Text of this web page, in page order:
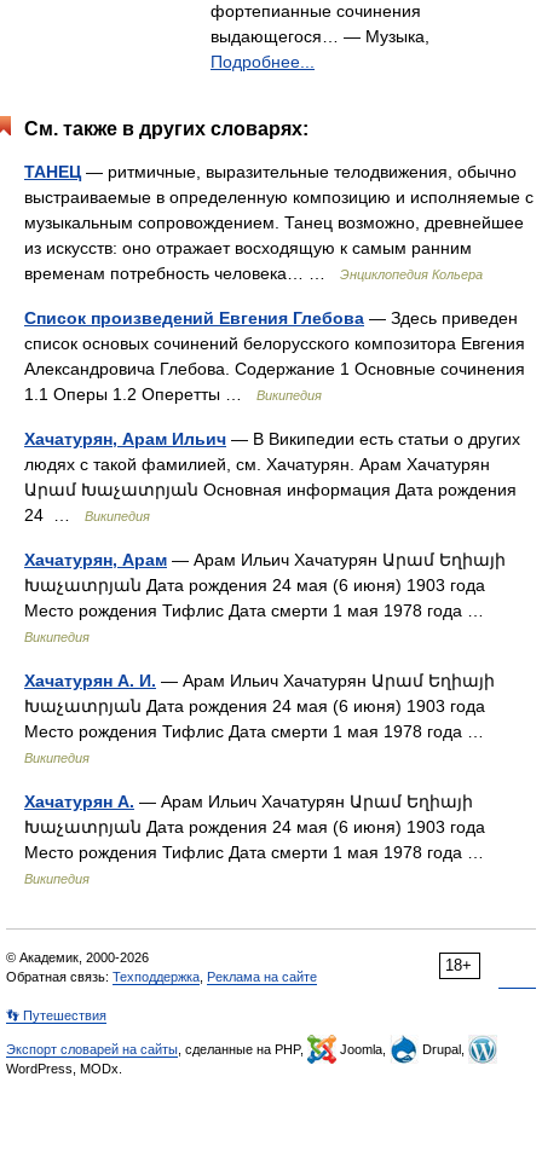
фортепианные сочинения
выдающегося… — Музыка,
Подробнее...
См. также в других словарях:
ТАНЕЦ — ритмичные, выразительные телодвижения, обычно
выстраиваемые в определенную композицию и исполняемые с
музыкальным сопровождением. Танец возможно, древнейшее
из искусств: оно отражает восходящую к самым ранним
временам потребность человека… …
Энциклопедия Кольера
Список произведений Евгения Глебова — Здесь приведен
список основых сочинений белорусского композитора Евгения
Александровича Глебова. Содержание 1 Основные сочинения
1.1 Оперы 1.2 Оперетты …
Википедия
Хачатурян, Арам Ильич — В Википедии есть статьи о других
людях с такой фамилией, см. Хачатурян. Арам Хачатурян
Արամ Խաչատրյան Основная информация Дата рождения
24 …
Википедия
Хачатурян, Арам — Арам Ильич Хачатурян Արամ Եղիայի
Խաչատրյան Дата рождения 24 мая (6 июня) 1903 года
Место рождения Тифлис Дата смерти 1 мая 1978 года …
Википедия
Хачатурян А. И. — Арам Ильич Хачатурян Արամ Եղիայի
Խաչատրյան Дата рождения 24 мая (6 июня) 1903 года
Место рождения Тифлис Дата смерти 1 мая 1978 года …
Википедия
Хачатурян А. — Арам Ильич Хачатурян Արամ Եղիայի
Խաչատրյան Дата рождения 24 мая (6 июня) 1903 года
Место рождения Тифлис Дата смерти 1 мая 1978 года …
Википедия
18+
© Академик, 2000-2026
Обратная связь: Техподдержка Реклама на сайте
👣 Путешествия
Экспорт словарей на сайты , сделанные на PHP, Joomla,
Drupal,
WordPress, MODx.